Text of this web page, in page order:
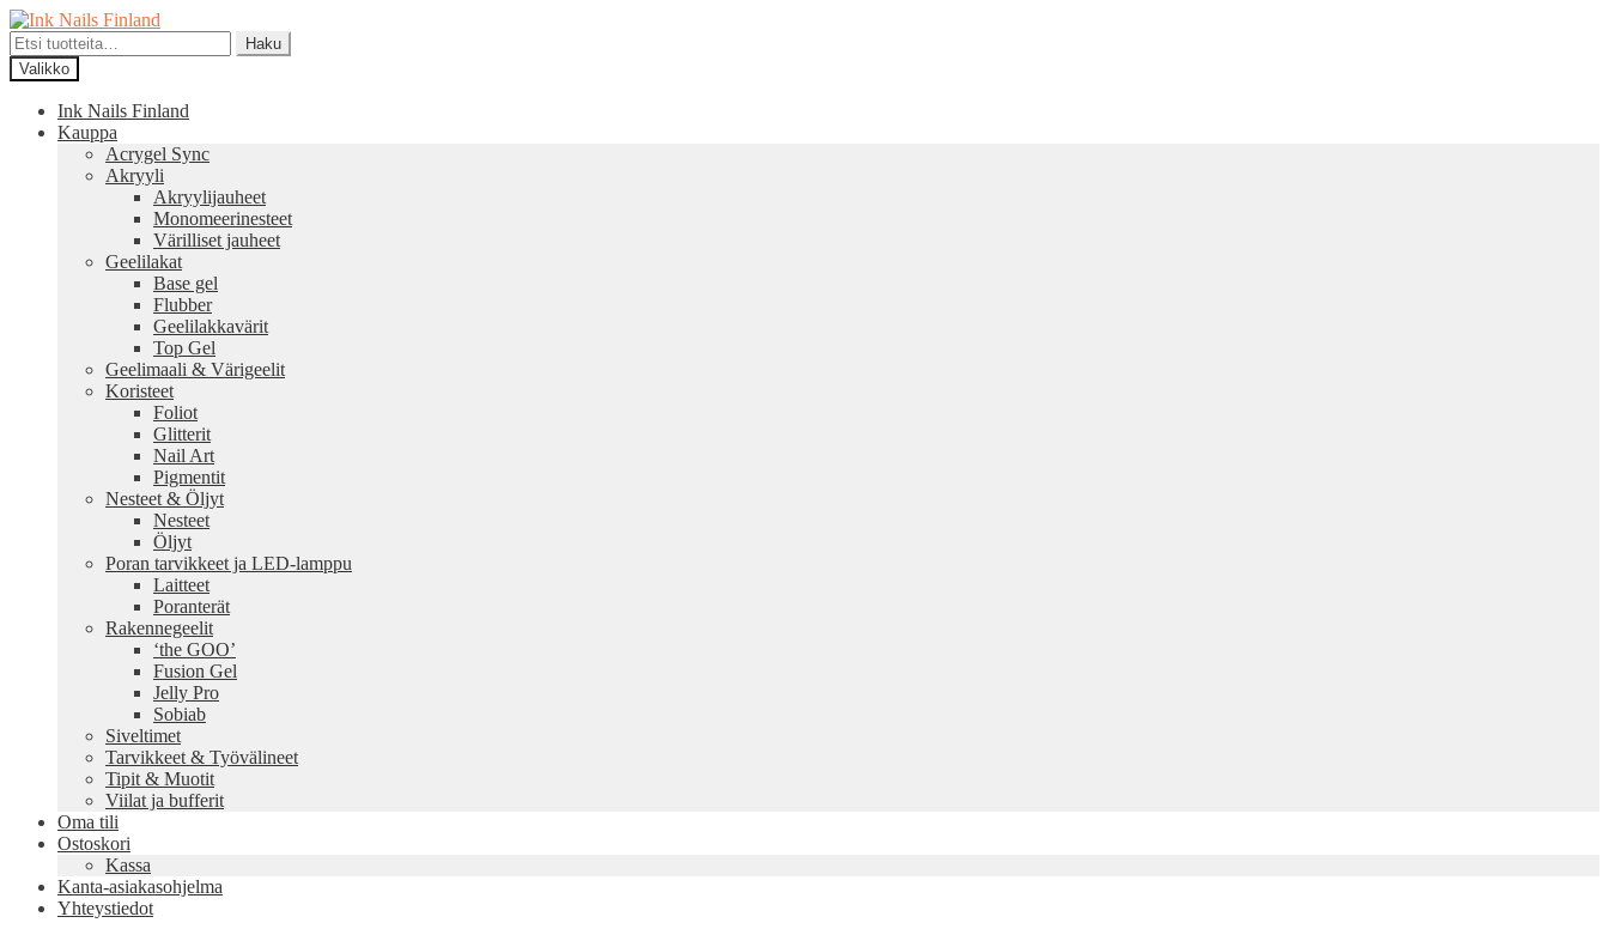
Siirry
navigointiin
Siirry
sisältöön
Etsi:
Haku
Valikko
Ink Nails Finland
Kauppa
Acrygel Sync
Akryyli
Akryylijauheet
Monomeerinesteet
Värilliset jauheet
Geelilakat
Base gel
Flubber
Geelilakkavärit
Top Gel
Geelimaali & Värigeelit
Koristeet
Foliot
Glitterit
Nail Art
Pigmentit
Nesteet & Öljyt
Nesteet
Öljyt
Poran tarvikkeet ja LED-lamppu
Laitteet
Poranterät
Rakennegeelit
‘the GOO’
Fusion Gel
Jelly Pro
Sobiab
Siveltimet
Tarvikkeet & Työvälineet
Tipit & Muotit
Viilat ja bufferit
Oma tili
Ostoskori
Kassa
Kanta-asiakasohjelma
Yhteystiedot